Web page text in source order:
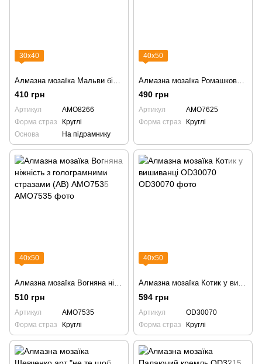
30х40
410 грн
Артикул
AMO8266
Форма страз
Круглі
Основа
На підрамнику
40х50
490 грн
Артикул
AMO7625
Форма страз
Круглі
40х50
Алмазна мозаїка Вогняна ніжність з голограмними стразами (АВ) AMO7535
510 грн
Артикул
AMO7535
Форма страз
Круглі
40х50
Алмазна мозаїка Котик у вишиванці OD30070
594 грн
Артикул
OD30070
Форма страз
Круглі